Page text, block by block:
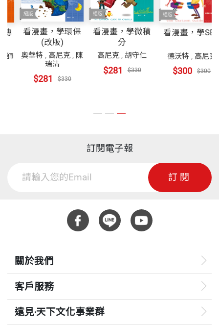
師
看漫畫，學環保
(改版)
奧華特, 高尼克,陳
瑞清
$281 $330
看漫畫，學微積
分
高尼克,胡守仁
$281 $330
看漫畫，學SEX
德沃特, 高尼克
$300 $300
訂閱電子報
訂閱
關於我們
客戶服務
遠見‧天下文化事業群